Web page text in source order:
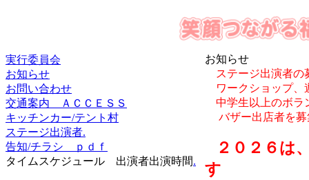
実行委員会
お知らせ
お問い合わせ
交通案内 ＡＣＣＥＳＳ
キッチンカー/テント村
ステージ出演者.
告知/チラシ ｐｄｆ
タイムスケジュール 出演者出演時間.
お知らせ
ステージ出演者の
ワークショップ、
中学生以上のボラ
バザー出店者を募
２０２６は
す